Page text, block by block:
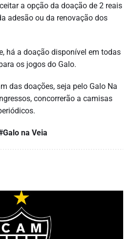
a opção da doação de 2 reais
adesão ou da renovação dos
há a doação disponível em todas
os jogos do Galo.
das doações, seja pelo Galo Na
concorrerão a camisas
na Veia